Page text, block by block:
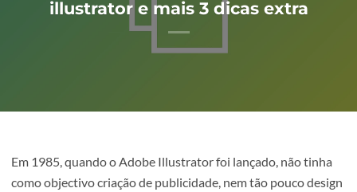
Como adicionar pranchetas no
illustrator e mais 3 dicas extra